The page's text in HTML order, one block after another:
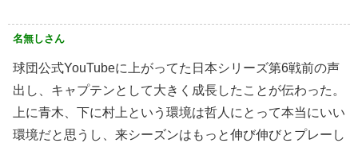
名無しさん
球団公式YouTubeに上がってた日本シリーズ第6戦前の声
出し、キャプテンとして大きく成長したことが伝わった。
上に青木、下に村上という環境は哲人にとって本当にいい
環境だと思うし、来シーズンはもっと伸び伸びとプレーし